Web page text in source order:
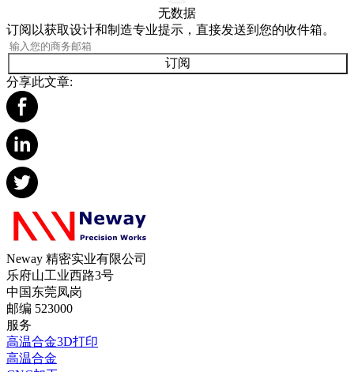
无数据
订阅以获取设计和制造专业提示，直接发送到您的收件箱。
订阅
分享此文章:
Neway 精密实业有限公司
乐府山工业西路3号
中国东莞凤岗
邮编 523000
服务
高温合金3D打印
高温合金